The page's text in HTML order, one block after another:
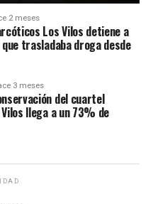
2 meses
Los Vilos detiene a
trasladaba droga desde
3 meses
del cuartel
llega a un 73% de